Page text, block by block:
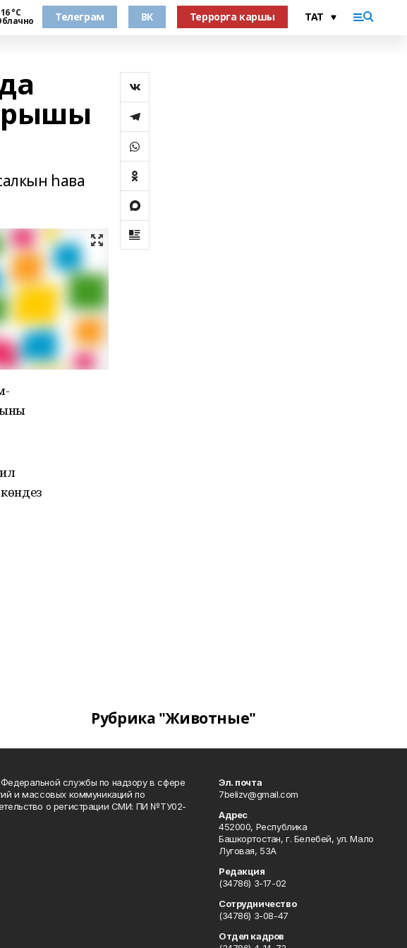
°С Телеграм ВК Террорга каршы
һава
Рубрика "Животные"
службы по надзору в сфере
и массовых коммуникаций по
о регистрации СМИ: ПИ №ТУ02-
Эл. почта
7belizv@gmail.com
Адрес
452000, Республика
Башкортостан, г. Белебей, ул. Мало
Луговая, 53А
Редакция
(34786) 3-17-02
Сотрудничество
(34786) 3-08-47
Отдел кадров